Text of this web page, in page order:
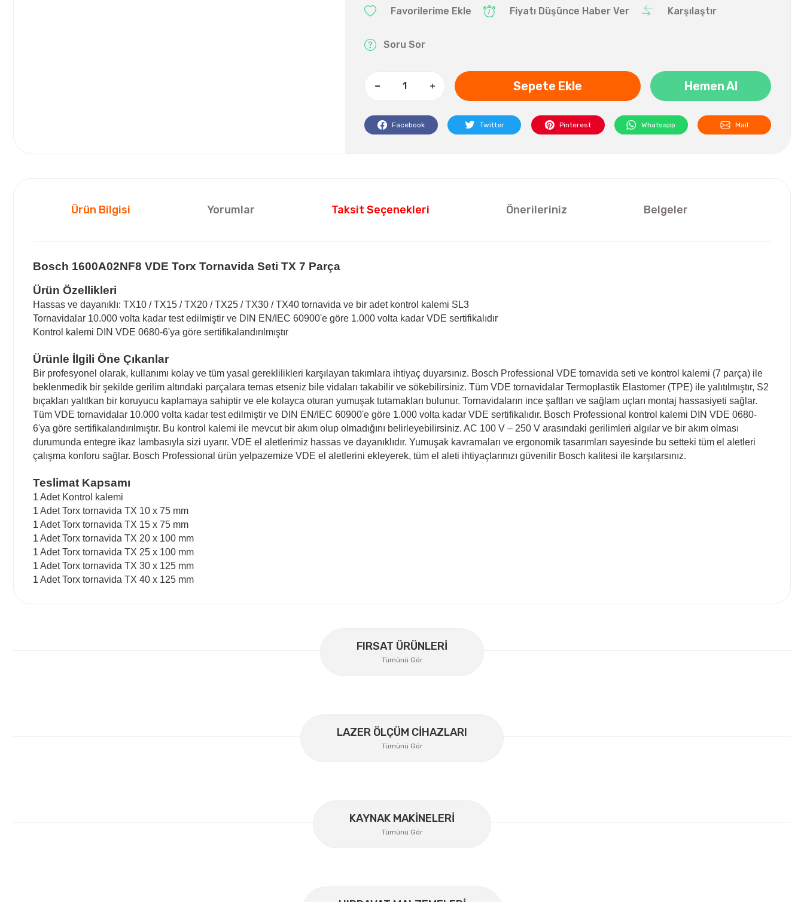
Fiyatı Düşünce Haber Ver Karşılaştır
Soru Sor
Sepete Ekle Hemen Al
Facebook Twitter Pinterest Whatsapp Mail
Ürün Bilgisi Yorumlar Taksit Seçenekleri Önerileriniz Belgeler
Bosch 1600A02NF8 VDE Torx Tornavida Seti TX 7 Parça
Ürün Özellikleri
Hassas ve dayanıklı: TX10 / TX15 / TX20 / TX25 / TX30 / TX40 tornavida ve bir adet kontrol kalemi SL3
Tornavidalar 10.000 volta kadar test edilmiştir ve DIN EN/IEC 60900'e göre 1.000 volta kadar VDE sertifikalıdır
Kontrol kalemi DIN VDE 0680-6'ya göre sertifikalandırılmıştır
Ürünle İlgili Öne Çıkanlar
Bir profesyonel olarak, kullanımı kolay ve tüm yasal gereklilikleri karşılayan takımlara ihtiyaç duyarsınız. Bosch Professional VDE tornavida seti ve kontrol kalemi (7 parça) ile
beklenmedik bir şekilde gerilim altındaki parçalara temas etseniz bile vidaları takabilir ve sökebilirsiniz. Tüm VDE tornavidalar Termoplastik Elastomer (TPE) ile yalıtılmıştır, S2
bıçakları yalıtkan bir koruyucu kaplamaya sahiptir ve ele kolayca oturan yumuşak tutamakları bulunur. Tornavidaların ince şaftları ve sağlam uçları montaj hassasiyeti sağlar.
Tüm VDE tornavidalar 10.000 volta kadar test edilmiştir ve DIN EN/IEC 60900'e göre 1.000 volta kadar VDE sertifikalıdır. Bosch Professional kontrol kalemi DIN VDE 0680-
6'ya göre sertifikalandırılmıştır. Bu kontrol kalemi ile mevcut bir akım olup olmadığını belirleyebilirsiniz. AC 100 V – 250 V arasındaki gerilimleri algılar ve bir akım olması
durumunda entegre ikaz lambasıyla sizi uyarır. VDE el aletlerimiz hassas ve dayanıklıdır. Yumuşak kavramaları ve ergonomik tasarımları sayesinde bu setteki tüm el aletleri
çalışma konforu sağlar. Bosch Professional ürün yelpazemize VDE el aletlerini ekleyerek, tüm el aleti ihtiyaçlarınızı güvenilir Bosch kalitesi ile karşılarsınız.
Teslimat Kapsamı
1 Adet Kontrol kalemi
1 Adet Torx tornavida TX 10 x 75 mm
1 Adet Torx tornavida TX 15 x 75 mm
1 Adet Torx tornavida TX 20 x 100 mm
1 Adet Torx tornavida TX 25 x 100 mm
1 Adet Torx tornavida TX 30 x 125 mm
1 Adet Torx tornavida TX 40 x 125 mm
Bu ürüne ilk yorumu siz yapın!
Gönder
FIRSAT ÜRÜNLERİ
Tümünü Gör
LAZER ÖLÇÜM CİHAZLARI
Tümünü Gör
KAYNAK MAKİNELERİ
Tümünü Gör